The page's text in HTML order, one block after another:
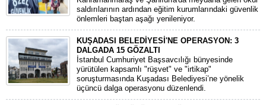
saldırılarının ardından eğitim kurumlarındaki güvenlik
önlemleri baştan aşağı yenileniyor.
KUŞADASI BELEDİYESİ'NE OPERASYON: 3
DALGADA 15 GÖZALTI
​İstanbul Cumhuriyet Başsavcılığı bünyesinde
yürütülen kapsamlı "rüşvet" ve "irtikap"
soruşturmasında Kuşadası Belediyesi’ne yönelik
üçüncü dalga operasyonu düzenlendi.